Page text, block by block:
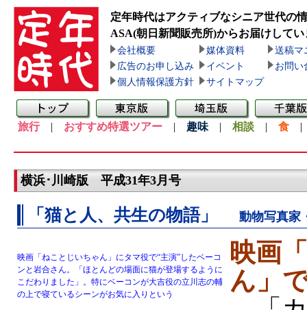
定年時代はアクティブなシニア世代の
ASA(朝日新聞販売所)からお届けしてい
会社概要 媒体資料
送稿マ
広告のお申し込み
イベント
お問い
個人情報保護方針
サイトマップ
旅行| おすすめ特選ツアー | 趣味 | 相談 | 食
横浜･川崎版 平成31年3月号
「猫と人、共生の物語」 動物写真家
映画「ねことじいちゃん」にタマ役で“主演”したベーコ
ンと岩合さん。「ほとんどの場面に猫が登場するように
こだわりました」。特にベーコンが大吉役の立川志の輔
の上で寝ているシーンがお気に入りという
映画
ん」